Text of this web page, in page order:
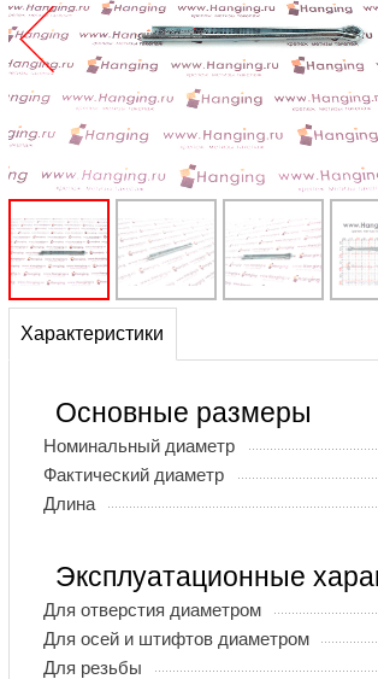
Характеристики
Основные размеры
Номинальный диаметр
Фактический диаметр
Длина
Эксплуатационные
Для отверстия диаметром
Для осей и штифтов диаметром
Для резьбы